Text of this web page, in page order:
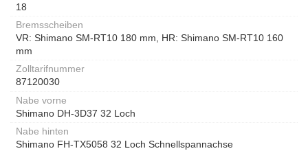
18
Bremsscheiben
VR: Shimano SM-RT10 180 mm, HR: Shimano SM-RT10 160
mm
Zolltarifnummer
87120030
Nabe vorne
Shimano DH-3D37 32 Loch
Nabe hinten
Shimano FH-TX5058 32 Loch Schnellspannachse